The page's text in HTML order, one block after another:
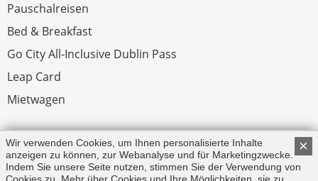
Pauschalreisen
Bed & Breakfast
Go City All-Inclusive Dublin Pass
Leap Card
Mietwagen
Rechtliches
Impressum
×
Wir verwenden Cookies, um Ihnen personalisierte Inhalte
anzeigen zu können, zur Webanalyse und für Marketingzwecke.
Indem Sie unsere Seite nutzen, stimmen Sie der Verwendung von